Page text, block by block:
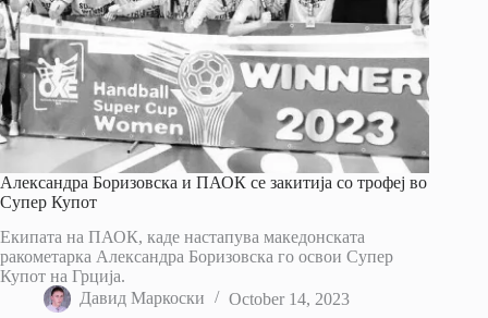
Александра Боризовска и ПАОК се закитија со трофеј во
Супер Купот
Екипата на ПАОК, каде настапува македонската
ракометарка Александра Боризовска го освои Супер
Купот на Грција.
Давид Маркоски
October 14, 2023